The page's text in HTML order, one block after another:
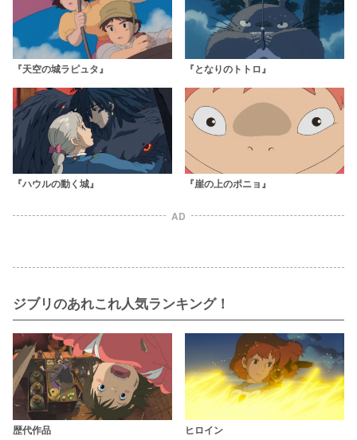
『天空の城ラピュタ』 『となりのトトロ』
『ハウルの動く城』 『崖の上のポニョ』
AD
ジブリのあれこれ人気ランキング！
歴代作品 ヒロイン